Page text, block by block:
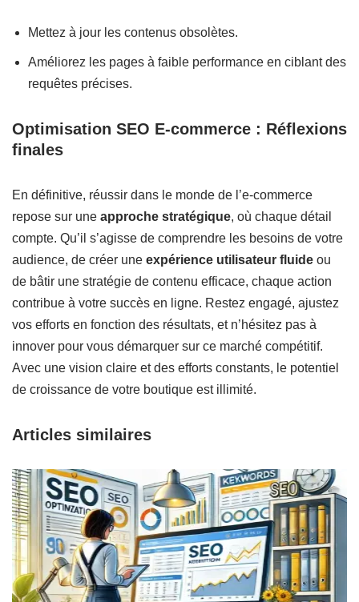
Mettez à jour les contenus obsolètes.
Améliorez les pages à faible performance en ciblant des
requêtes précises.
Optimisation SEO E-commerce : Réflexions
finales
En définitive, réussir dans le monde de l’e-commerce
repose sur une approche stratégique, où chaque détail
compte. Qu’il s’agisse de comprendre les besoins de votre
audience, de créer une expérience utilisateur fluide ou
de bâtir une stratégie de contenu efficace, chaque action
contribue à votre succès en ligne. Restez engagé, ajustez
vos efforts en fonction des résultats, et n’hésitez pas à
innover pour vous démarquer sur ce marché compétitif.
Avec une vision claire et des efforts constants, le potentiel
de croissance de votre boutique est illimité.
Articles similaires